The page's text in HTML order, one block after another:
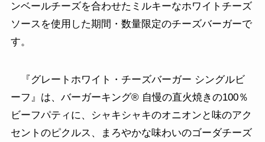
ンベールチーズを合わせたミルキーなホワイトチーズ
ソースを使用した期間・数量限定のチーズバーガーで
す。
『グレートホワイト・チーズバーガー シングルビ
ーフ』は、バーガーキング® 自慢の直火焼きの100％
ビーフパティに、シャキシャキのオニオンと味のアク
セントのピクルス、まろやかな味わいのゴーダチーズ